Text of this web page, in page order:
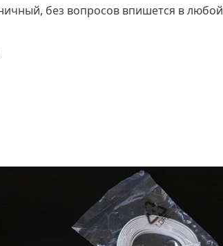
без вопросов впишется в любой